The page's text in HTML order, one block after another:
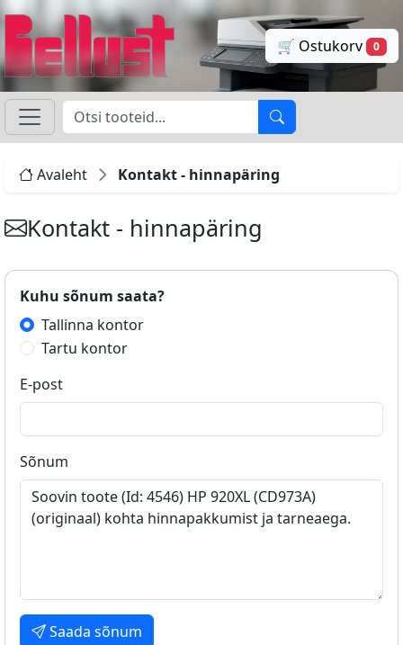
🛒 Ostukorv 0
Avaleht Kontakt - hinnapäring
Kontakt - hinnapäring
Kuhu sõnum saata?
Tallinna kontor
Tartu kontor
E-post
Sõnum
Saada sõnum